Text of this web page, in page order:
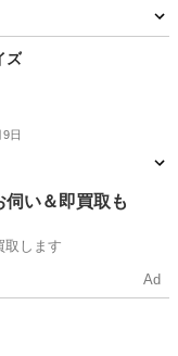
セブンイレブン
ズ
9日
レブン
い＆即買取も
取します
Ad